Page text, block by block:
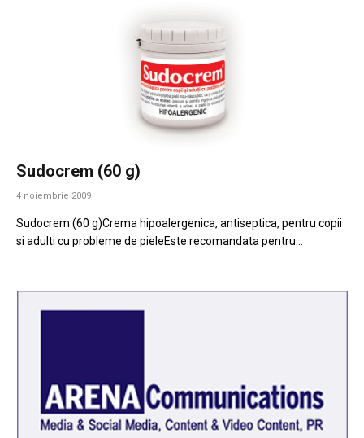
Sudocrem (60 g)
4 noiembrie 2009
Sudocrem (60 g)Crema hipoalergenica, antiseptica, pentru copii
si adulti cu probleme de pieleEste recomandata pentru…